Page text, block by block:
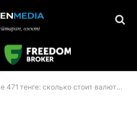
стоит валюта в Алматы, Астане и Шымкенте